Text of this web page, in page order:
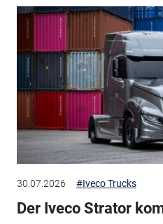
30.07.2026 #Iveco Trucks
Der Iveco Strator